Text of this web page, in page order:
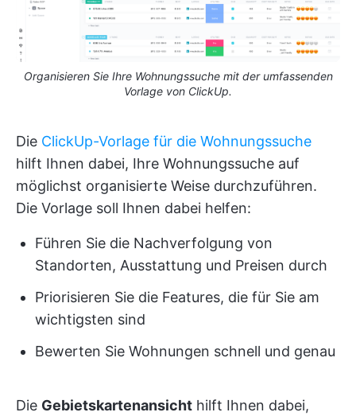
Organisieren Sie Ihre Wohnungssuche mit der umfassenden
Vorlage von ClickUp.
Die ClickUp-Vorlage für die Wohnungssuche
hilft Ihnen dabei, Ihre Wohnungssuche auf
möglichst organisierte Weise durchzuführen.
Die Vorlage soll Ihnen dabei helfen:
Führen Sie die Nachverfolgung von
Standorten, Ausstattung und Preisen durch
Priorisieren Sie die Features, die für Sie am
wichtigsten sind
Bewerten Sie Wohnungen schnell und genau
Die Gebietskartenansicht hilft Ihnen dabei,